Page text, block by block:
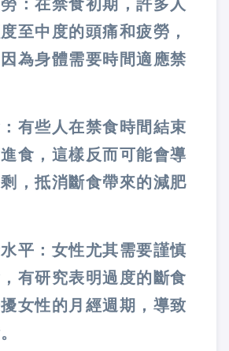
：在禁食初期，許多人
至中度的頭痛和疲勞，
為身體需要時間適應禁
有些人在禁食時間結束
食，這樣反而可能會導
，抵消斷食帶來的減肥
平：女性尤其需要謹慎
有研究表明過度的斷食
女性的月經週期，導致